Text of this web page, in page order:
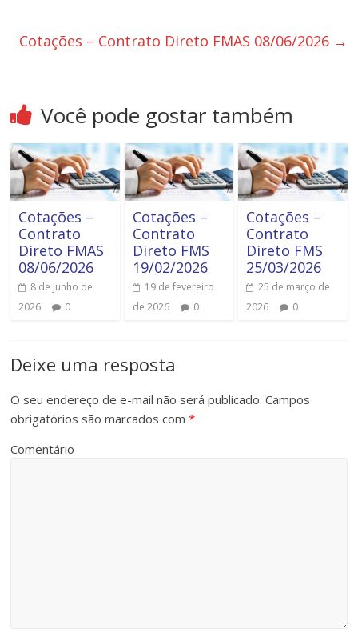
Cotações – Contrato Direto FMAS 08/06/2026 →
Você pode gostar também
Cotações –
Contrato
Direto FMAS
08/06/2026
8 de junho de
2026
0
Cotações –
Contrato
Direto FMS
19/02/2026
19 de fevereiro
de 2026
0
Cotações –
Contrato
Direto FMS
25/03/2026
25 de março de
2026
0
Deixe uma resposta
O seu endereço de e-mail não será publicado. Campos
obrigatórios são marcados com*
Comentário